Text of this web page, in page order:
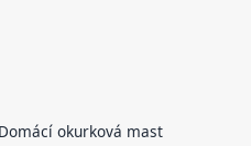
Domácí okurková mast